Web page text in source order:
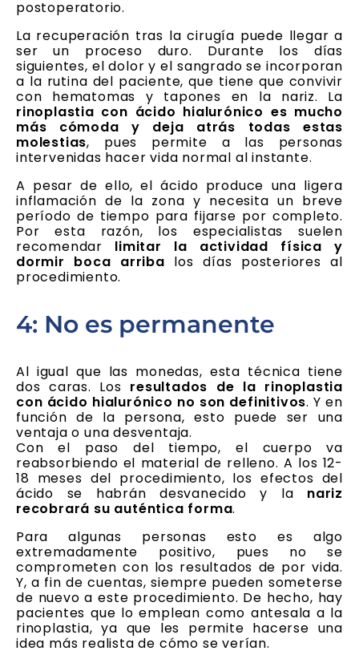
postoperatorio.
La recuperación tras la cirugía puede llegar a
ser un proceso duro. Durante los días
siguientes, el dolor y el sangrado se incorporan
a la rutina del paciente, que tiene que convivir
con hematomas y tapones en la nariz. La
rinoplastia con ácido hialurónico es mucho
más cómoda y deja atrás todas estas
molestias, pues permite a las personas
intervenidas hacer vida normal al instante.
A pesar de ello, el ácido produce una ligera
inflamación de la zona y necesita un breve
período de tiempo para fijarse por completo.
Por esta razón, los especialistas suelen
recomendar limitar la actividad física y
dormir boca arriba los días posteriores al
procedimiento.
4: No es permanente
Al igual que las monedas, esta técnica tiene
dos caras. Los resultados de la rinoplastia
con ácido hialurónico no son definitivos. Y en
función de la persona, esto puede ser una
ventaja o una desventaja.
Con el paso del tiempo, el cuerpo va
reabsorbiendo el material de relleno. A los 12-
18 meses del procedimiento, los efectos del
ácido se habrán desvanecido y la nariz
recobrará su auténtica forma.
Para algunas personas esto es algo
extremadamente positivo, pues no se
comprometen con los resultados de por vida.
Y, a fin de cuentas, siempre pueden someterse
de nuevo a este procedimiento. De hecho, hay
pacientes que lo emplean como antesala a la
rinoplastia, ya que les permite hacerse una
idea más realista de cómo se verían.